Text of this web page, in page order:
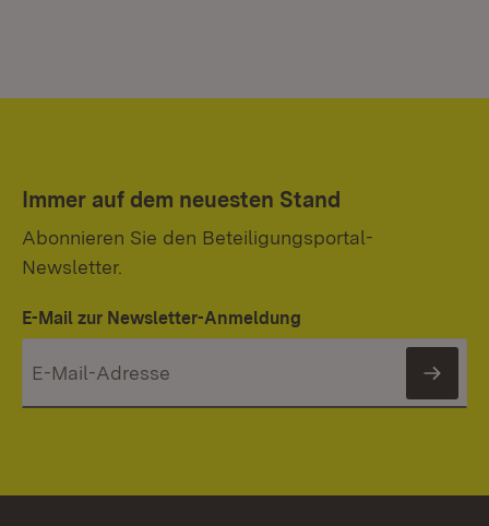
Immer auf dem neuesten Stand
Abonnieren Sie den Beteiligungsportal-
Newsletter.
E-Mail zur Newsletter-Anmeldung